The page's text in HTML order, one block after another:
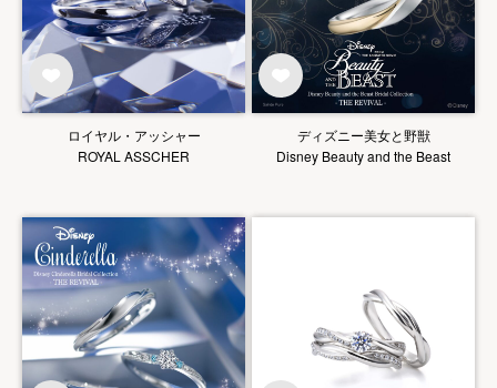
ロイヤル・アッシャー
ROYAL ASSCHER
ディズニー美女と野獣
Disney Beauty and the Beast